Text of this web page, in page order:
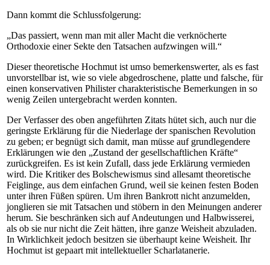
Dann kommt die Schlussfolgerung:
„Das passiert, wenn man mit aller Macht die verknöcherte
Orthodoxie einer Sekte den Tatsachen aufzwingen will.“
Dieser theoretische Hochmut ist umso bemerkenswerter, als es fast
unvorstellbar ist, wie so viele abgedroschene, platte und falsche, für
einen konservativen Philister charakteristische Bemerkungen in so
wenig Zeilen untergebracht werden konnten.
Der Verfasser des oben angeführten Zitats hütet sich, auch nur die
geringste Erklärung für die Niederlage der spanischen Revolution
zu geben; er begnügt sich damit, man müsse auf grundlegendere
Erklärungen wie den „Zustand der gesellschaftlichen Kräfte“
zurückgreifen. Es ist kein Zufall, dass jede Erklärung vermieden
wird. Die Kritiker des Bolschewismus sind allesamt theoretische
Feiglinge, aus dem einfachen Grund, weil sie keinen festen Boden
unter ihren Füßen spüren. Um ihren Bankrott nicht anzumelden,
jonglieren sie mit Tatsachen und stöbern in den Meinungen anderer
herum. Sie beschränken sich auf Andeutungen und Halbwisserei,
als ob sie nur nicht die Zeit hätten, ihre ganze Weisheit abzuladen.
In Wirklichkeit jedoch besitzen sie überhaupt keine Weisheit. Ihr
Hochmut ist gepaart mit intellektueller Scharlatanerie.